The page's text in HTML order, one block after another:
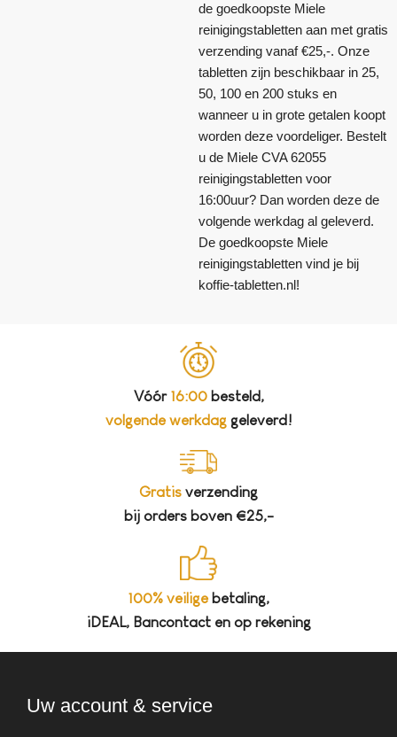
de goedkoopste Miele
reinigingstabletten aan met gratis
verzending vanaf €25,-. Onze
tabletten zijn beschikbaar in 25,
50, 100 en 200 stuks en
wanneer u in grote getalen koopt
worden deze voordeliger. Bestelt
u de Miele CVA 62055
reinigingstabletten voor
16:00uur? Dan worden deze de
volgende werkdag al geleverd.
De goedkoopste Miele
reinigingstabletten vind je bij
koffie-tabletten.nl!
Vóór 16:00besteld,
volgende werkdaggeleverd!
Gratis verzending
bij orders boven €25,-
100% veiligebetaling,
iDEAL, Bancontact en op rekening
Uw account & service